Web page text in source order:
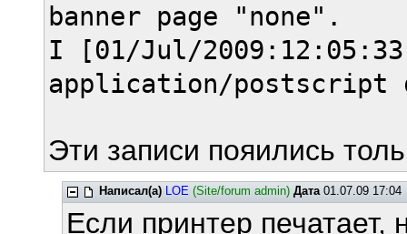
banner page "none".
I [01/Jul/
application/postscript
Эти записи пояились
Написал(а) LOE (Site/forum admin) Дата01.07.09 17:04
Если принтер печатает,